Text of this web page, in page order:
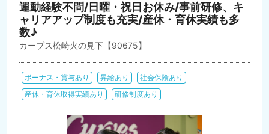
運動経験不問/日曜・祝日お休み/事前研修、キ
ャリアアップ制度も充実/産休・育休実績も多
数♪
カーブス松崎火の見下【90675】
ボーナス・賞与あり 昇給あり
社会保険あり
産休・育休取得実績あり
研修制度あり